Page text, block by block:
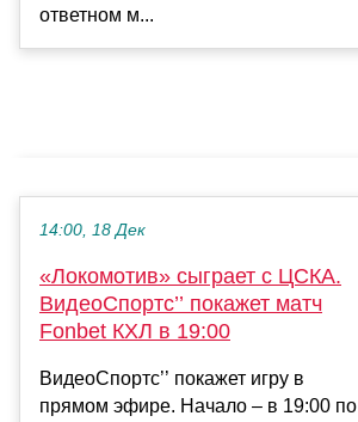
ответном м...
14:00, 18 Дек
«Локомотив» сыграет с ЦСКА.
ВидеоСпортс’’ покажет матч
Fonbet КХЛ в 19:00
ВидеоСпортс’’ покажет игру в
прямом эфире. Начало – в 19:00 по